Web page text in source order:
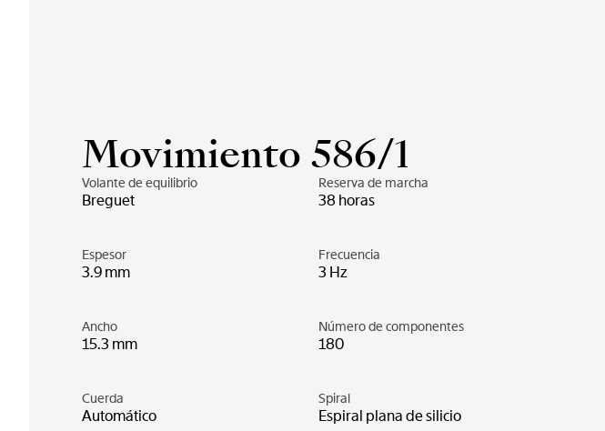
Movimiento 586/1
Volante de equilibrio
Breguet
Reserva de marcha
38 horas
Espesor
3.9 mm
Frecuencia
3 Hz
Ancho
15.3 mm
Número de componentes
180
Cuerda
Automático
Spiral
Espiral plana de silicio